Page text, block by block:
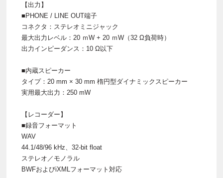
【出力】
■PHONE / LINE OUT端⼦
コネクタ：ステレオミニジャック
最大出力レベル：20 ｍW + 20 ｍW（32 Ω負荷時）
出力インピーダンス：10 Ω以下
■内蔵スピーカー
タイプ：20 mm × 30 mm 楕円型ダイナミックスピーカー
実用最大出力：250 mW
【レコーダー】
■録音フォーマット
WAV
44.1/48/96 kHz、32-bit float
ステレオ／モノラル
BWFおよびiXMLフォーマット対応